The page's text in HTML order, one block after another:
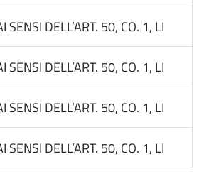
SENSI DELL’ART. 50, CO. 1, LETT.
SENSI DELL’ART. 50, CO. 1, LETT.
SENSI DELL’ART. 50, CO. 1, LETT.
SENSI DELL’ART. 50, CO. 1, LETT.